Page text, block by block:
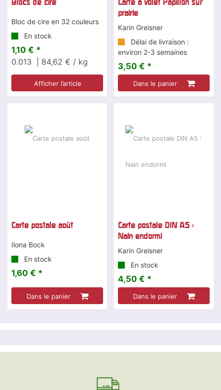
Blocs de cire
Bloc de cire en 32 couleurs
En stock
1,10 € *
0.013
| 84,62 € / kg
Afficher l’article
Carte à volet Papillon sur
prairie
Karin Greisner
Délai de livraison :
environ 2-3 semaines
3,50 € *
Dans le panier
Carte postale août
Ilona Bock
En stock
1,60 € *
Dans le panier
Carte postale DIN A5 :
Nain endormi
Karin Greisner
En stock
4,50 € *
Dans le panier